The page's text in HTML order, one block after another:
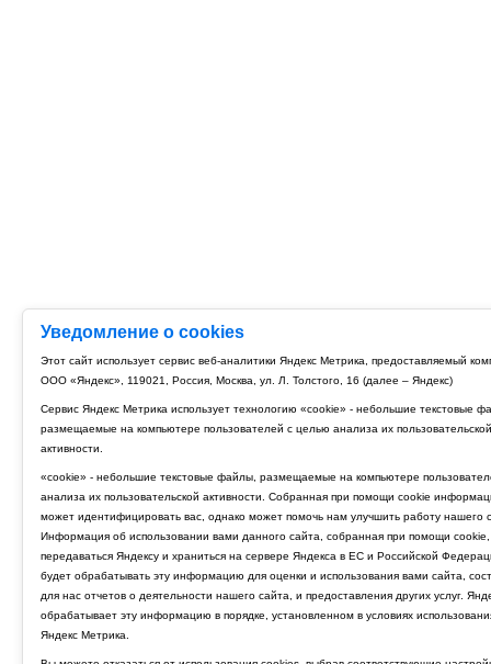
Уведомление о cookies
Этот сайт использует сервис веб-аналитики Яндекс Метрика, предоставляемый
ООО «Яндекс», 119021, Россия, Москва, ул. Л. Толстого, 16 (далее – Яндекс)
Сервис Яндекс Метрика использует технологию «cookie» - небольшие текстовые
размещаемые на компьютере пользователей с целью анализа их пользовательской
активности.
«cookie» - небольшие текстовые файлы, размещаемые на компьютере
анализа их пользовательской активности. Собранная при помощи cookie
может идентифицировать вас, однако может помочь нам улучшить работу нашего
Информация об использовании вами данного сайта, собранная при помощи cookie,
передаваться Яндексу и храниться на сервере Яндекса в ЕС и Российской
будет обрабатывать эту информацию для оценки и использования вами сайта,
для нас отчетов о деятельности нашего сайта, и предоставления других услуг.
обрабатывает эту информацию в порядке, установленном в условиях
Яндекс Метрика.